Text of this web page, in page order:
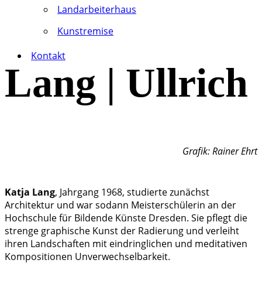
Landarbeiterhaus
Kunstremise
Kontakt
Lang | Ullrich
Grafik: Rainer Ehrt
Katja Lang, Jahrgang 1968, studierte zunächst
Architektur und war sodann Meisterschülerin an der
Hochschule für Bildende Künste Dresden. Sie pflegt die
strenge graphische Kunst der Radierung und verleiht
ihren Landschaften mit eindringlichen und meditativen
Kompositionen Unverwechselbarkeit.